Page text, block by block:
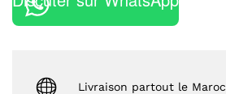
Livraison partout le Maroc